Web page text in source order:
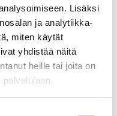
Lisäksi
ja analytiikka-
miten käytät
yhdistää näitä
heille tai joita on
Suomen talouteen
kun
pienenevät.
tulee